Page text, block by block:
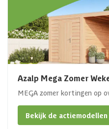
Azalp Mega Zomer
MEGA zomer kortingen op
Bekijk de actiemodellen